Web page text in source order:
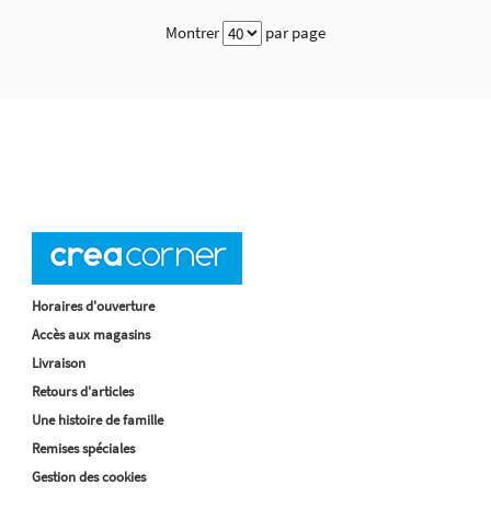
Montrer par page
Horaires d'ouverture
Accès aux magasins
Livraison
Retours d'articles
Une histoire de famille
Remises spéciales
Gestion des cookies